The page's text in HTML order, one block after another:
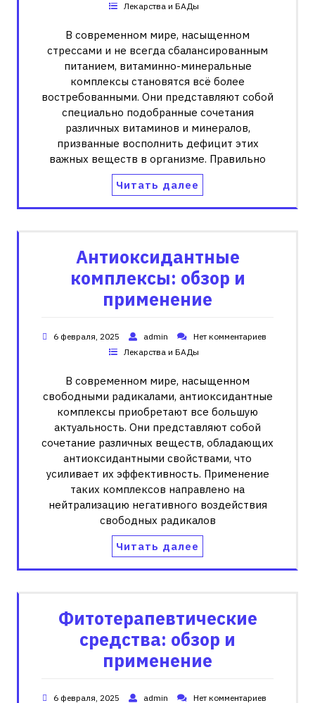
Лекарства и БАДы
В современном мире, насыщенном
стрессами и не всегда сбалансированным
питанием, витаминно-минеральные
комплексы становятся всё более
востребованными. Они представляют собой
специально подобранные сочетания
различных витаминов и минералов,
призванные восполнить дефицит этих
важных веществ в организме. Правильно
Читать далее
Антиоксидантные
комплексы: обзор и
применение
6 февраля, 2025 admin
Нет комментариев
Лекарства и БАДы
В современном мире, насыщенном
свободными радикалами, антиоксидантные
комплексы приобретают все большую
актуальность. Они представляют собой
сочетание различных веществ, обладающих
антиоксидантными свойствами, что
усиливает их эффективность. Применение
таких комплексов направлено на
нейтрализацию негативного воздействия
свободных радикалов
Читать далее
Фитотерапевтические
средства: обзор и
применение
6 февраля, 2025 admin Нет комментариев